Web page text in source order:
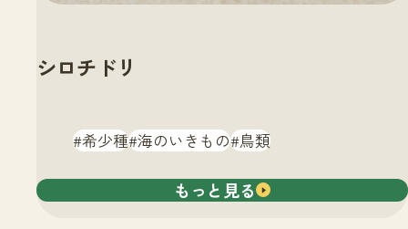
シロチドリ
希少種 海のいきもの 鳥類
もっと見る